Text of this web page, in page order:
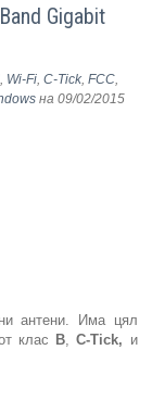
Gigabit
, Wi-Fi,C-Tick,FCC,
на 09/02/2015
антени. Има цял
клас B,C-Tick, и